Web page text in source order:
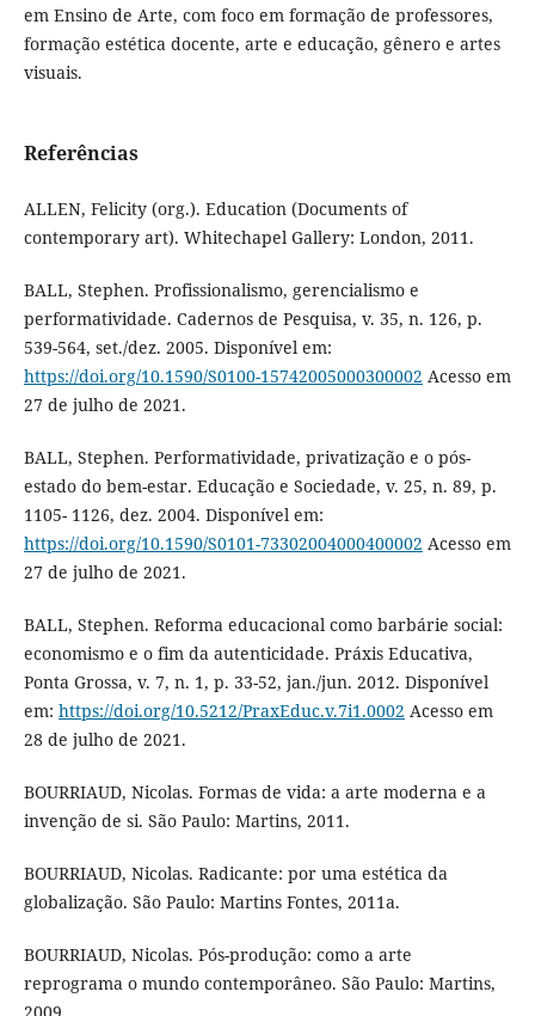
em Ensino de Arte, com foco em formação de professores,
formação estética docente, arte e educação, gênero e artes
visuais.
Referências
ALLEN, Felicity (org.). Education (Documents of
contemporary art). Whitechapel Gallery: London, 2011.
BALL, Stephen. Profissionalismo, gerencialismo e
performatividade. Cadernos de Pesquisa, v. 35, n. 126, p.
539-564, set./dez. 2005. Disponível em:
https://doi.org/10.1590/S0100-15742005000300002 Acesso em
27 de julho de 2021.
BALL, Stephen. Performatividade, privatização e o pós-
estado do bem-estar. Educação e Sociedade, v. 25, n. 89, p.
1105- 1126, dez. 2004. Disponível em:
https://doi.org/10.1590/S0101-73302004000400002 Acesso em
27 de julho de 2021.
BALL, Stephen. Reforma educacional como barbárie social:
economismo e o fim da autenticidade. Práxis Educativa,
Ponta Grossa, v. 7, n. 1, p. 33-52, jan./jun. 2012. Disponível
em: https://doi.org/10.5212/PraxEduc.v.7i1.0002 Acesso em
28 de julho de 2021.
BOURRIAUD, Nicolas. Formas de vida: a arte moderna e a
invenção de si. São Paulo: Martins, 2011.
BOURRIAUD, Nicolas. Radicante: por uma estética da
globalização. São Paulo: Martins Fontes, 2011a.
BOURRIAUD, Nicolas. Pós-produção: como a arte
reprograma o mundo contemporâneo. São Paulo: Martins,